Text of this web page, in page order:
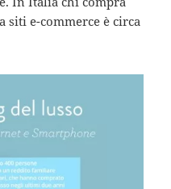
siti e-commerce è circa